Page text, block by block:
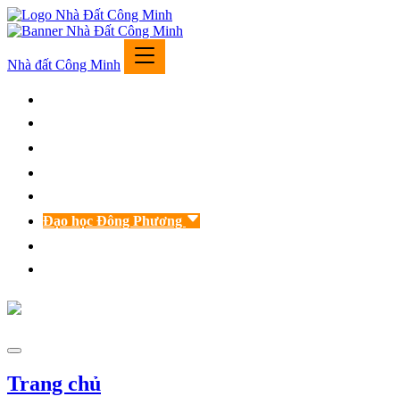
Nhà đất Công Minh
Đạo học Đông Phương
Trang chủ